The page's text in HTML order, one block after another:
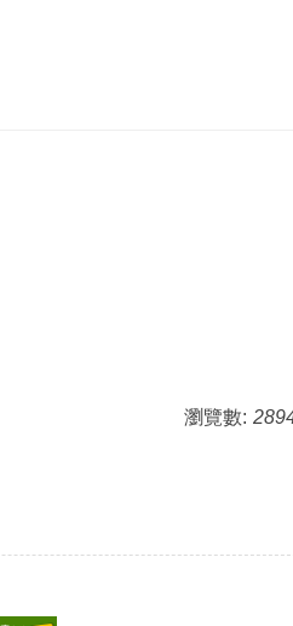
瀏覽數: